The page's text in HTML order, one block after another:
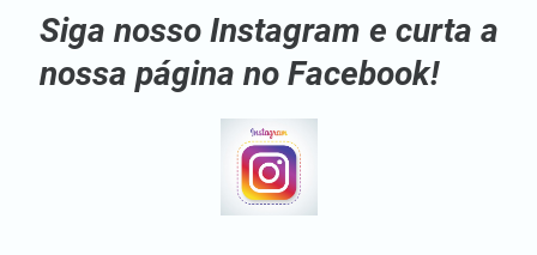
Siga nosso Instagram e curta a
nossa página no Facebook!